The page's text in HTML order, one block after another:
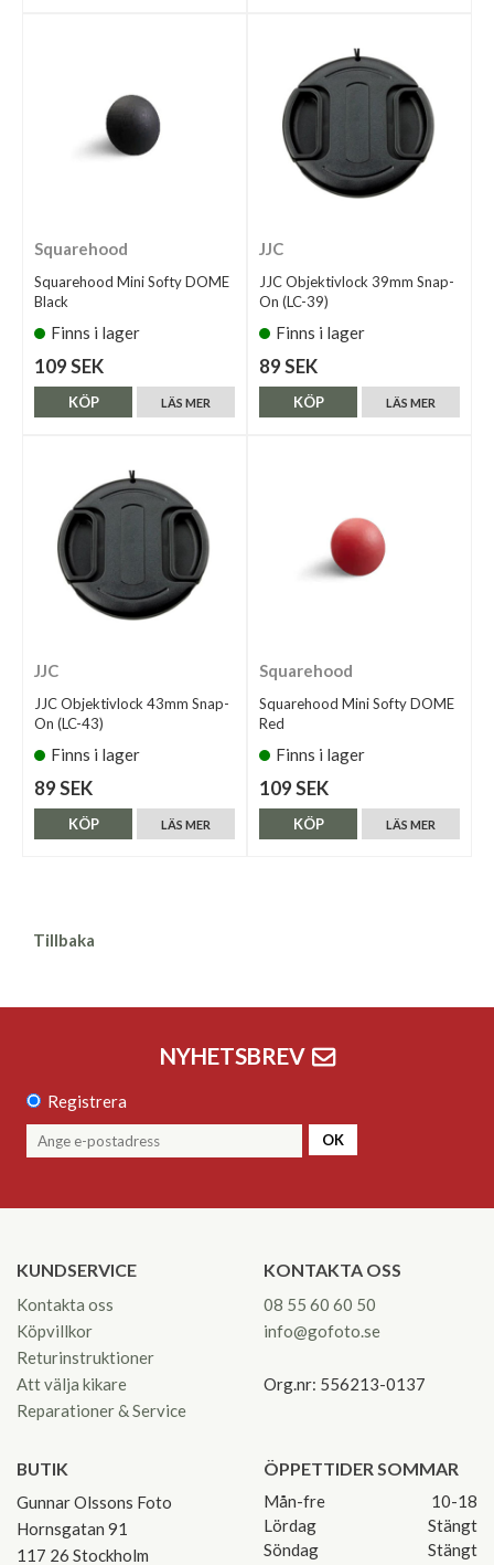
Squarehood
Squarehood Mini Softy DOME
Black
Finns i lager
109 SEK
LÄS MER
KÖP
JJC
JJC Objektivlock 39mm Snap-
On (LC-39)
Finns i lager
89 SEK
LÄS MER
KÖP
JJC
JJC Objektivlock 43mm Snap-
On (LC-43)
Finns i lager
89 SEK
LÄS MER
KÖP
Squarehood
Squarehood Mini Softy DOME
Red
Finns i lager
109 SEK
LÄS MER
KÖP
Tillbaka
NYHETSBREV
Registrera
OK
KUNDSERVICE
Kontakta oss
Köpvillkor
Returinstruktioner
Att välja kikare
Reparationer & Service
KONTAKTA OSS
08 55 60 60 50
info@gofoto.se
Org.nr: 556213-0137
BUTIK
Gunnar Olssons Foto
Hornsgatan 91
117 26 Stockholm
ÖPPETTIDER SOMMAR
Mån-fre
10-18
Lördag
Stängt
Söndag
Stängt